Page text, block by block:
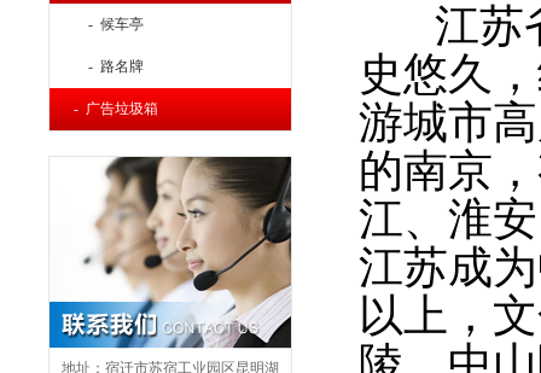
- 候车亭
- 路名牌
- 广告垃圾箱
地址：宿迁市苏宿工业园区昆明湖
江苏
史悠久
游城市
的南京
江、淮
江苏成
以上，